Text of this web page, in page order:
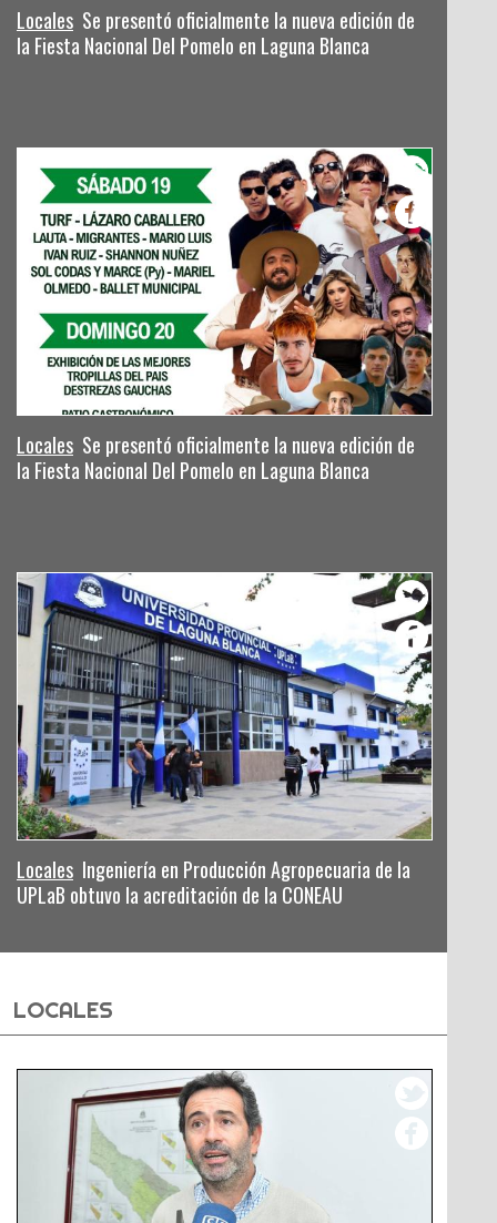
Locales Se presentó oficialmente la nueva edición de
la Fiesta Nacional Del Pomelo en Laguna Blanca
Locales Se presentó oficialmente la nueva edición de
la Fiesta Nacional Del Pomelo en Laguna Blanca
Locales Ingeniería en Producción Agropecuaria de la
UPLaB obtuvo la acreditación de la CONEAU
LOCALES